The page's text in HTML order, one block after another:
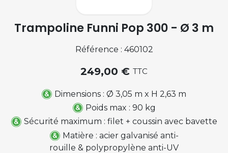
Trampoline Funni Pop 300 - Ø 3 m
Référence : 460102
249,00 € TTC
Dimensions : Ø 3,05 m x H 2,63 m
Poids max : 90 kg
Sécurité maximum : filet + coussin avec bavette
Matière : acier galvanisé anti-
rouille & polypropylène anti-UV